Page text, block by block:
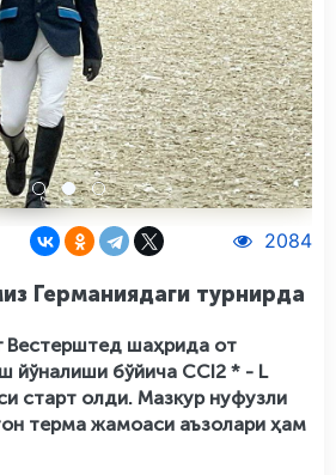
2084
Германиядаги турнирда
Вестерштед шаҳрида от
йўналиши бўйича CCI2 * - L
старт олди. Мазкур нуфузли
терма жамоаси аъзолари ҳам